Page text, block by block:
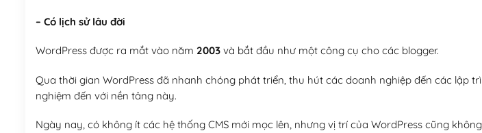
– Có lịch sử lâu đời
WordPress được ra mắt vào năm 2003và bắt đầu như một công cụ cho các blogger.
Qua thời gian WordPress đã nhanh chóng phát triển, thu hút các doanh nghiệp đến các lập
nghiệm đến với nền tảng này.
Ngày nay, có không ít các hệ thống CMS mới mọc lên, nhưng vị trí của WordPress cũng